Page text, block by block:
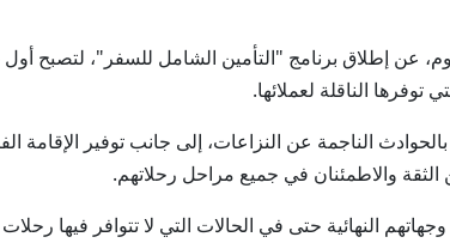
اليوم، عن إطلاق برنامج "التأمين الشامل للسفر"،
الناقلة لعملائها.
الناجمة عن النزاعات، إلى جانب توفير الإقامة
والاطمئنان في جميع مراحل رحلاتهم.
النهائية حتى في الحالات التي لا تتوافر فيها